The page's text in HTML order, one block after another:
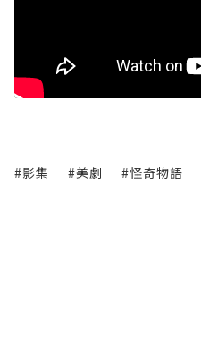
#影集 #美劇 #怪奇物語